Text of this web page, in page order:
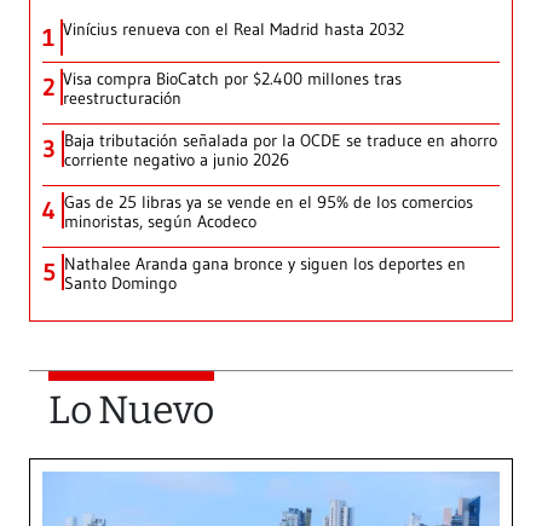
1 Vinícius renueva con el Real Madrid hasta 2032
2 Visa compra BioCatch por $2.400 millones tras
reestructuración
3 Baja tributación señalada por la OCDE se traduce en ahorro
corriente negativo a junio 2026
4 Gas de 25 libras ya se vende en el 95% de los comercios
minoristas, según Acodeco
5 Nathalee Aranda gana bronce y siguen los deportes en
Santo Domingo
Lo Nuevo